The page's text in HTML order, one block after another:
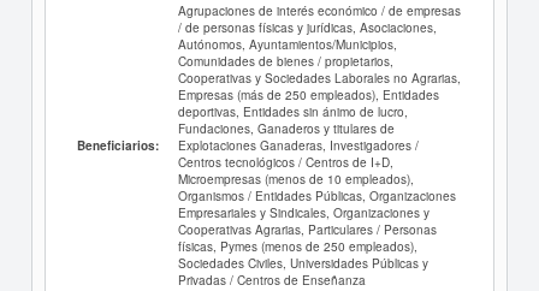
Beneficiarios:
Agrupaciones de interés económico / de empresas
/ de personas físicas y jurídicas, Asociaciones,
Autónomos, Ayuntamientos/Municipios,
Comunidades de bienes / propietarios,
Cooperativas y Sociedades Laborales no Agrarias,
Empresas (más de 250 empleados), Entidades
deportivas, Entidades sin ánimo de lucro,
Fundaciones, Ganaderos y titulares de
Explotaciones Ganaderas, Investigadores /
Centros tecnológicos / Centros de I+D,
Microempresas (menos de 10 empleados),
Organismos / Entidades Públicas, Organizaciones
Empresariales y Sindicales, Organizaciones y
Cooperativas Agrarias, Particulares / Personas
físicas, Pymes (menos de 250 empleados),
Sociedades Civiles, Universidades Públicas y
Privadas / Centros de Enseñanza